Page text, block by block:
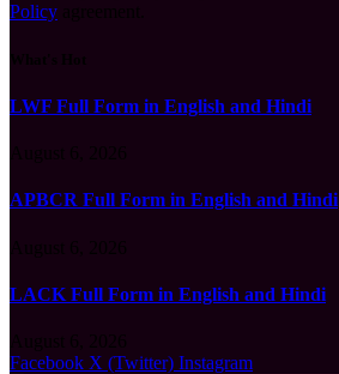
Policy
LWF Full Form in English and Hindi
APBCR Full Form in English and Hindi
LACK Full Form in English and Hindi
Facebook X (Twitter) Instagram